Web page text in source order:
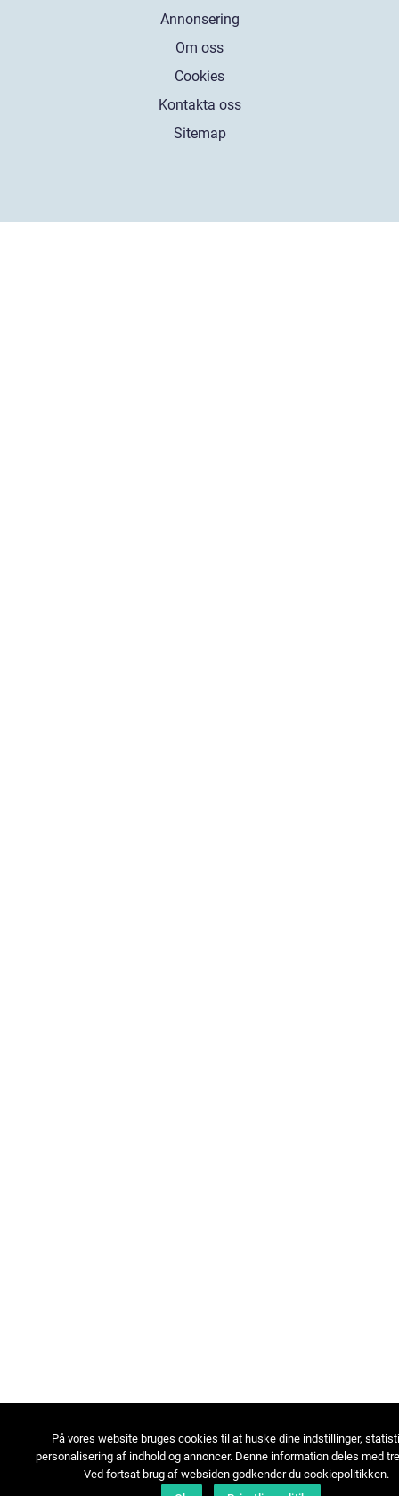
Annonsering
Om oss
Cookies
Kontakta oss
Sitemap
På vores website bruges cookies til at huske dine indstillinger,
personalisering af indhold og annoncer. Denne information deles med
Ved fortsat brug af websiden godkender du cookiepolitikken.